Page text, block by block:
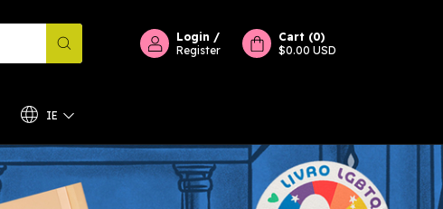
Login /
Register
Cart (0)
$0.00 USD
IE